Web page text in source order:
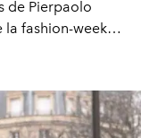
de Pierpaolo
la fashion-week
de la scène
le nec plus ultra
sociaux ou tout